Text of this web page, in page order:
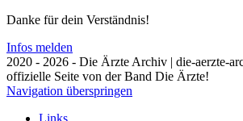
Danke für dein Verständnis!
Infos melden
2020 - 2026 - Die Ärzte Archiv | die-aerzte-
offizielle Seite von der Band Die Ärzte!
Navigation überspringen
Links